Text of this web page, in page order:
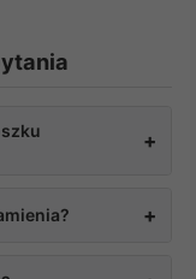
+
sprzętu,
+